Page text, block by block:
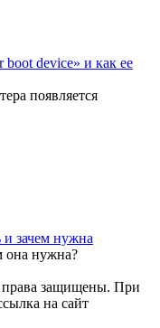
boot device» и как ее
появляется
зачем нужна
она нужна?
защищены. При
на сайт